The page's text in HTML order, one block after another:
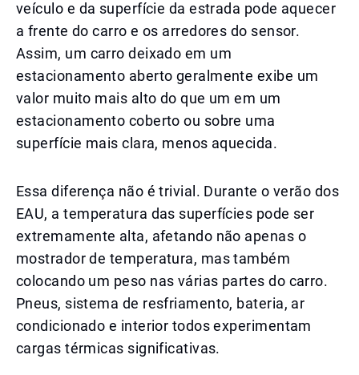
veículo e da superfície da estrada pode aquecer
a frente do carro e os arredores do sensor.
Assim, um carro deixado em um
estacionamento aberto geralmente exibe um
valor muito mais alto do que um em um
estacionamento coberto ou sobre uma
superfície mais clara, menos aquecida.
Essa diferença não é trivial. Durante o verão dos
EAU, a temperatura das superfícies pode ser
extremamente alta, afetando não apenas o
mostrador de temperatura, mas também
colocando um peso nas várias partes do carro.
Pneus, sistema de resfriamento, bateria, ar
condicionado e interior todos experimentam
cargas térmicas significativas.